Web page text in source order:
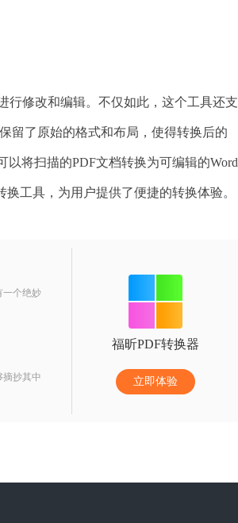
行修改和编辑。不仅如此，这个工具还支
留了原始的格式和布局，使得转换后的
将扫描的PDF文档转换为可编辑的Word
工具，为用户提供了便捷的转换体验。
一个绝妙
摘抄其中
福昕PDF转换器
立即体验